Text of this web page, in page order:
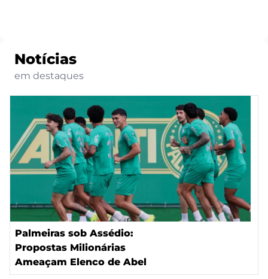
Notícias
em destaques
Palmeiras sob Assédio:
Propostas Milionárias
Ameaçam Elenco de Abel